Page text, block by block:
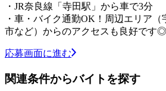
・JR奈良線「寺田駅」から車で3分
・車・バイク通勤OK！周辺エリア
市など）からのアクセスも良好です◎
応募画面に進む
関連条件からバイトを探す